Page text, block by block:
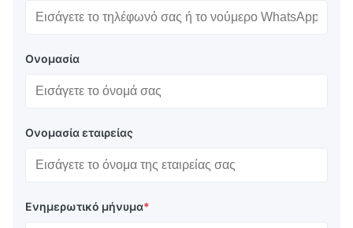
Ονομασία
Ονομασία εταιρείας
Ενημερωτικό μήνυμα*